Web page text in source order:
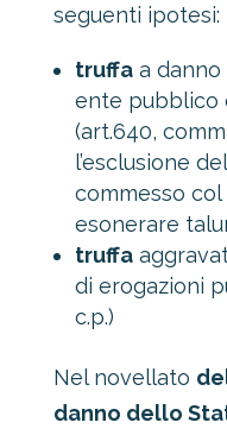
seguenti ipotesi:
truffaa danno
ente pubblico
(art.640,
l’esclusione
commesso
esonerare
truffa
di erogazioni
c.p.)
Nel novellato
danno dello